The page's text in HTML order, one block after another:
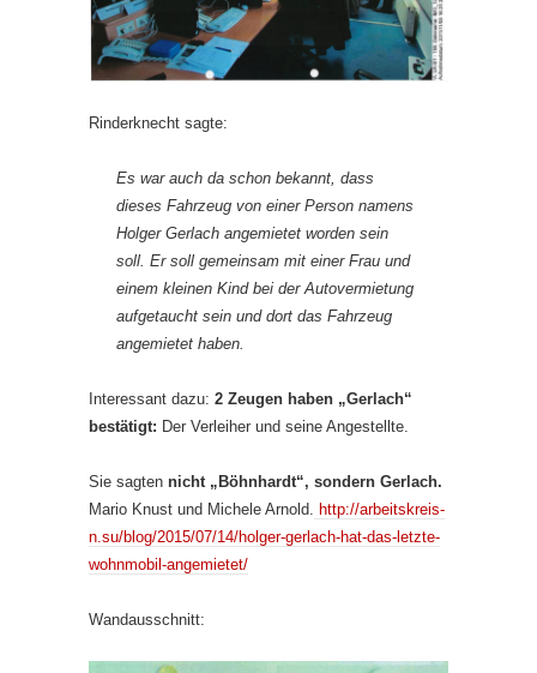
Rinderknecht sagte:
Es war auch da schon bekannt, dass
dieses Fahrzeug von einer Person namens
Holger Gerlach angemietet worden sein
soll. Er soll gemeinsam mit einer Frau und
einem kleinen Kind bei der Autovermietung
aufgetaucht sein und dort das Fahrzeug
angemietet haben.
Interessant dazu: 2 Zeugen haben „Gerlach“
bestätigt: Der Verleiher und seine Angestellte.
Sie sagten nicht „Böhnhardt“, sondern Gerlach.
Mario Knust und Michele Arnold. http://arbeitskreis-
n.su/blog/2015/07/14/holger-gerlach-hat-das-letzte-
wohnmobil-angemietet/
Wandausschnitt: